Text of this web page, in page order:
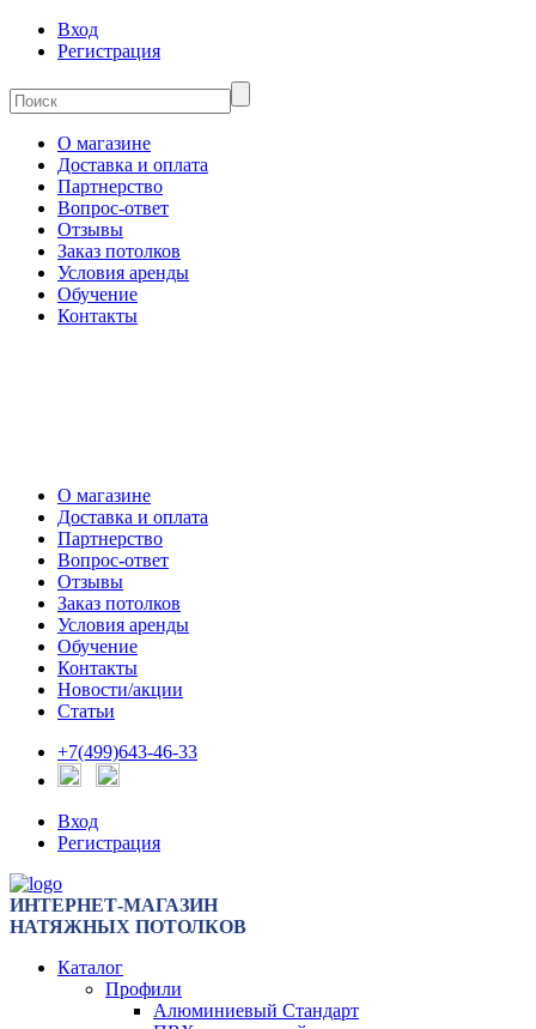
Вход
Регистрация
О магазине
Доставка и оплата
Партнерство
Вопрос-ответ
Отзывы
Заказ потолков
Условия аренды
Обучение
Контакты
О магазине
Доставка и оплата
Партнерство
Вопрос-ответ
Отзывы
Заказ потолков
Условия аренды
Обучение
Контакты
Новости/акции
Статьи
+7(499)643-46-33
Вход
Регистрация
ИНТЕРНЕТ-МАГАЗИН
НАТЯЖНЫХ ПОТОЛКОВ
Каталог
Профили
Алюминиевый Стандарт